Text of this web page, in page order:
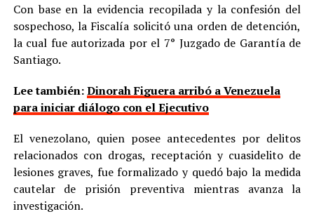
Con base en la evidencia recopilada y la confesión del
sospechoso, la Fiscalía solicitó una orden de detención,
la cual fue autorizada por el 7° Juzgado de Garantía de
Santiago.
Lee también:Dinorah Figuera arribó a Venezuela
para iniciar diálogo con el Ejecutivo
El venezolano, quien posee antecedentes por delitos
relacionados con drogas, receptación y cuasidelito de
lesiones graves, fue formalizado y quedó bajo la medida
cautelar de prisión preventiva mientras avanza la
investigación.